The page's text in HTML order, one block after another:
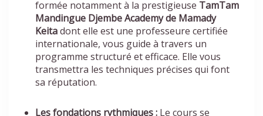
formée notamment à la prestigieuse TamTam
Mandingue Djembe Academy de Mamady
Keitadont elle est une professeure certifiée
internationale, vous guide à travers un
programme structuré et efficace. Elle vous
transmettra les techniques précises qui font
sa réputation.
Les fondations rythmiques : Le cours se